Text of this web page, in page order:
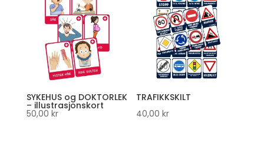
SYKEHUS og DOKTORLEK
– illustrasjonskort
50,00 kr
TRAFIKKSKILT
40,00kr